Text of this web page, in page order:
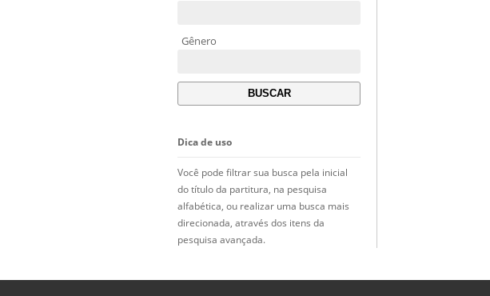
Gênero
Dica de uso
Você pode filtrar sua busca pela inicial
do título da partitura, na pesquisa
alfabética, ou realizar uma busca mais
direcionada, através dos itens da
pesquisa avançada.